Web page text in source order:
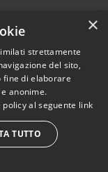
Copyright © 2024 •
diGrottaminarda
byMunicipium
•Redazione
×
strettamente
del sito,
fine di elaborare
anonime.
al seguente link
TUTTO